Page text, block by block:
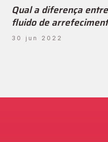
Qual a diferença
fluido de
30 jun 2022